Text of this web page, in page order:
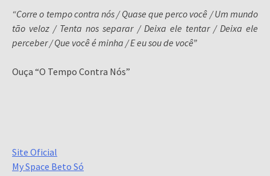
“Corre o tempo contra nós / Quase que perco você / Um mundo
tão veloz / Tenta nos separar / Deixa ele tentar / Deixa ele
perceber / Que você é minha / E eu sou de você”
Ouça “O Tempo Contra Nós”
Site Oficial
My Space Beto Só